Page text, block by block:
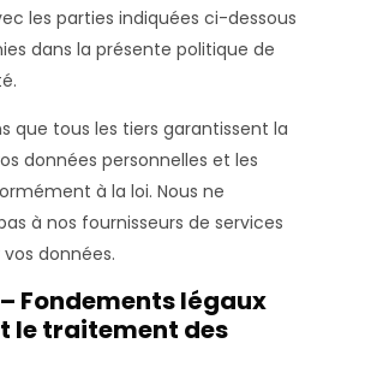
les parties indiquées ci-dessous
dans la présente politique de
que tous les tiers garantissent la
données personnelles et les
à la loi. Nous ne
à nos fournisseurs de services
vos données.
Fondements légaux
le traitement des